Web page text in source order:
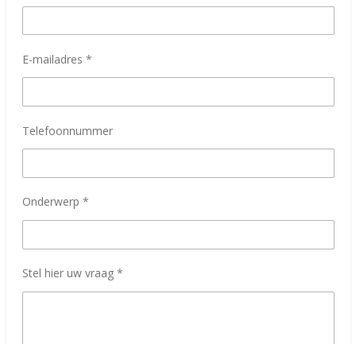
E-mailadres *
Telefoonnummer
Onderwerp *
Stel hier uw vraag *